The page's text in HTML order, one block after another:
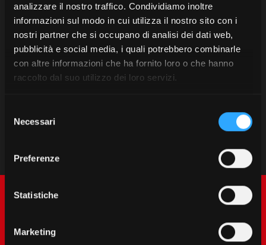
analizzare il nostro traffico. Condividiamo inoltre
informazioni sul modo in cui utilizza il nostro sito con i
nostri partner che si occupano di analisi dei dati web,
pubblicità e social media, i quali potrebbero combinarle
con altre informazioni che ha fornito loro o che hanno
raccolto dal suo utilizzo dei loro servizi.
delNecessari
Preferenze
Statistiche
Marketing